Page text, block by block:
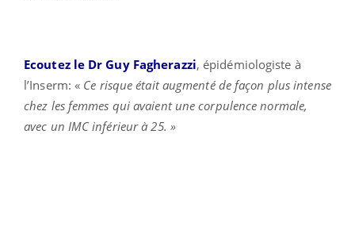
Ecoutez le Dr Guy Fagherazzi, épidémiologiste à
l’Inserm: « Ce risque était augmenté de façon plus intense
chez les femmes qui avaient une corpulence normale,
avec un IMC inférieur à 25. »